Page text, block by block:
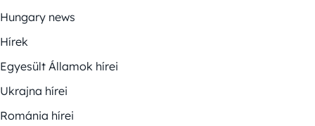
Hungary news
Hírek
Egyesült Államok hírei
Ukrajna hírei
Románia hírei